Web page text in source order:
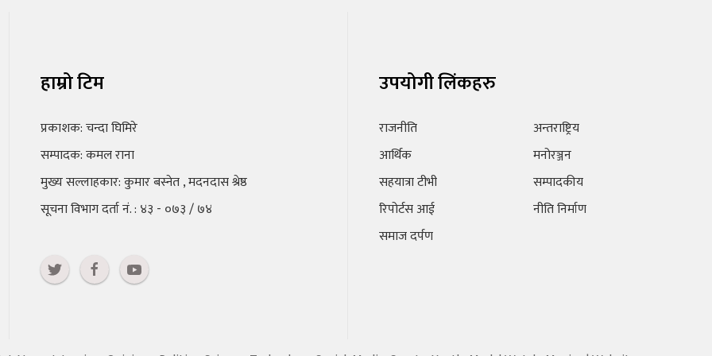
हाम्रो टिम
प्रकाशक: चन्दा घिमिरे
सम्पादक: कमल राना
मुख्य सल्लाहकार: कुमार बस्नेत , मदनदास श्रेष्ठ
सूचना विभाग दर्ता नं. : ४३ - ०७३ / ७४
उपयोगी लिंकहरु
राजनीति
आर्थिक
सहयात्रा टीभी
रिपोर्टस आई
समाज दर्पण
अन्तराष्ट्रिय
मनोरञ्जन
सम्पादकीय
नीति निर्माण